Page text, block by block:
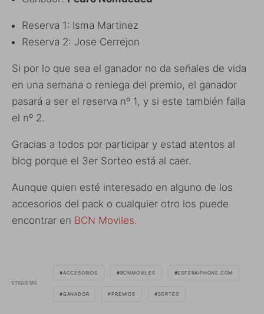
Reserva 1: Isma Martinez
Reserva 2: Jose Cerrejon
Si por lo que sea el ganador no da señales de vida
en una semana o reniega del premio, el ganador
pasará a ser el reserva nº 1, y si este también falla
el nº 2.
Gracias a todos por participar y estad atentos al
blog porque el 3er Sorteo está al caer.
Aunque quien esté interesado en alguno de los
accesorios del pack o cualquier otro los puede
encontrar en BCN Moviles.
ETIQUETAS
ACCESORIOS BCNMOVILES ESFERAIPHONE.COM
GANADOR PREMIOS SORTEO